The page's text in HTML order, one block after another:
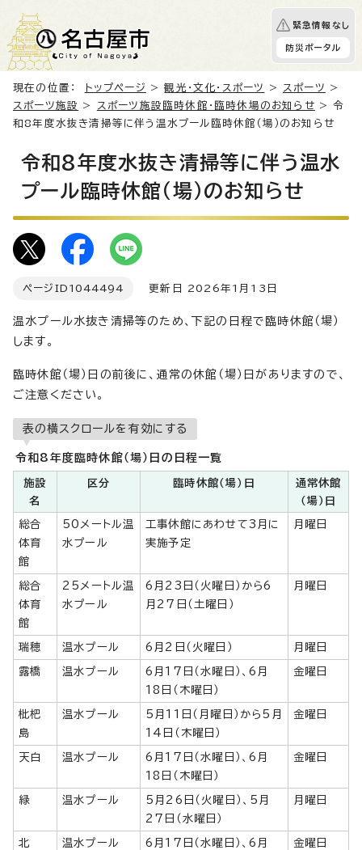
緊急情報なし
防災ポータル
現在の位置： トップページ >観光・文化・スポーツ > スポーツ
>
スポーツ施設
> スポーツ施設臨時休館・臨時休場のお知らせ > 令
和8年度水抜き清掃等に伴う温水プール臨時休館（場）のお知らせ
令和8年度水抜き清掃等に伴う温水
プール臨時休館（場）のお知らせ
ページID 1044494 更新日 2026年1月13日
温水プール水抜き清掃等のため、下記の日程で臨時休館（場）
します。
臨時休館（場）日の前後に、通常の休館（場）日がありますので、
ご注意ください。
表の横スクロールを有効にする
令和8年度臨時休館（場）日の日程一覧
施設
名
区分 臨時休館（場）日
通常休館
（場）日
総合
体育
館
50メートル温
水プール
工事休館にあわせて3月に
実施予定
月曜日
総合
体育
館
25メートル温
水プール
6月23日（火曜日）から6
月27日（土曜日）
月曜日
瑞穂 温水プール 6月2日（火曜日） 月曜日
露橋 温水プール
6月17日（水曜日）、6月
18日（木曜日）
金曜日
枇杷
島
温水プール
5月11日（月曜日）から5月
14日（木曜日）
金曜日
天白 温水プール
6月17日（水曜日）、6月
18日（木曜日）
金曜日
緑 温水プール
5月26日（火曜日）、5月
27日（水曜日）
月曜日
北 温水プール
6月17日（水曜日）、6月
金曜日